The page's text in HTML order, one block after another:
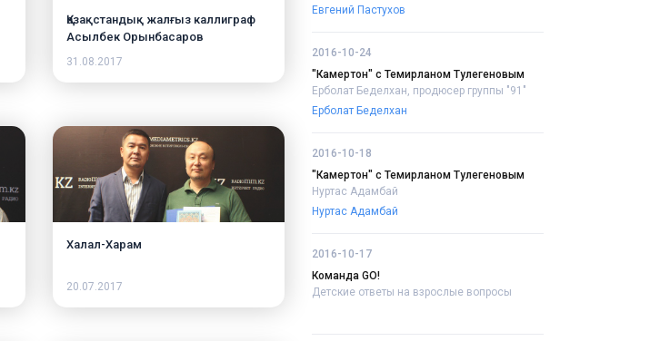
Қазақстандық жалғыз каллиграф
Асылбек Орынбасаров
31.08.2017
Халал-Харам
20.07.2017
Евгений Пастухов
2016-10-24
"Камертон" с Темирланом Тулегеновым
Ерболат Беделхан, продюсер группы "91"
Ерболат Беделхан
2016-10-18
"Камертон" с Темирланом Тулегеновым
Нуртас Адамбай
Нуртас Адамбай
2016-10-17
Команда GO!
Детские ответы на взрослые вопросы